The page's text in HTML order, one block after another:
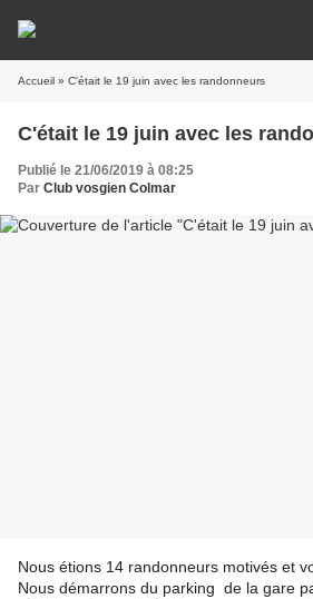
Accueil » C'était le 19 juin avec les randonneurs
C'était le 19 juin avec les
Publié le 21/06/2019 à 08:25
Par Club vosgien Colmar
Nous étions 14 randonneurs motivés et
Nous démarrons du parking de la gare